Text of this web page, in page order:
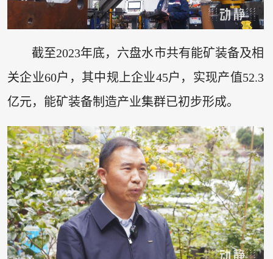
截至2023年底，六盘水市共有能矿装备及相
关企业60户，其中规上企业45户，实现产值52.3
亿元，能矿装备制造产业集群已初步形成。